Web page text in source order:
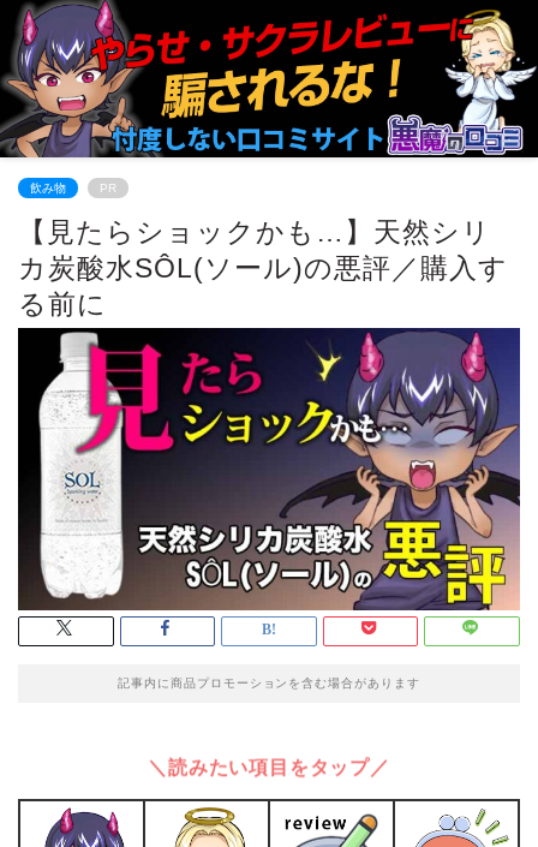
飲み物 PR
【見たらショックかも…】天然シリ
カ炭酸水SÔL(ソール)の悪評／購入す
る前に
記事内に商品プロモーションを含む場合があります
＼読みたい項目をタップ／